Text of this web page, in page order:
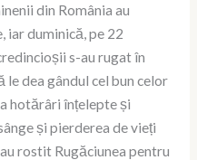
din România au
duminică, pe 22
s-au rugat în
le dea gândul cel bun celor
hotărâri înțelepte și
și pierderea de vieți
rostit Rugăciunea pentru